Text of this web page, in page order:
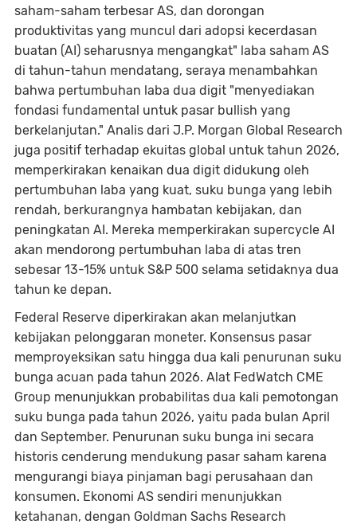
saham-saham terbesar AS, dan dorongan
produktivitas yang muncul dari adopsi kecerdasan
buatan (AI) seharusnya mengangkat" laba saham AS
di tahun-tahun mendatang, seraya menambahkan
bahwa pertumbuhan laba dua digit "menyediakan
fondasi fundamental untuk pasar bullish yang
berkelanjutan." Analis dari J.P. Morgan Global Research
juga positif terhadap ekuitas global untuk tahun 2026,
memperkirakan kenaikan dua digit didukung oleh
pertumbuhan laba yang kuat, suku bunga yang lebih
rendah, berkurangnya hambatan kebijakan, dan
peningkatan AI. Mereka memperkirakan supercycle AI
akan mendorong pertumbuhan laba di atas tren
sebesar 13-15% untuk S&P 500 selama setidaknya dua
tahun ke depan.
Federal Reserve diperkirakan akan melanjutkan
kebijakan pelonggaran moneter. Konsensus pasar
memproyeksikan satu hingga dua kali penurunan suku
bunga acuan pada tahun 2026. Alat FedWatch CME
Group menunjukkan probabilitas dua kali pemotongan
suku bunga pada tahun 2026, yaitu pada bulan April
dan September. Penurunan suku bunga ini secara
historis cenderung mendukung pasar saham karena
mengurangi biaya pinjaman bagi perusahaan dan
konsumen. Ekonomi AS sendiri menunjukkan
ketahanan, dengan Goldman Sachs Research